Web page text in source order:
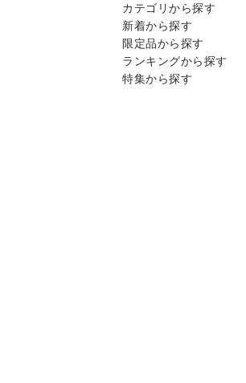
カテゴリから探す
新着から探す
限定品から探す
ランキングから探す
特集から探す